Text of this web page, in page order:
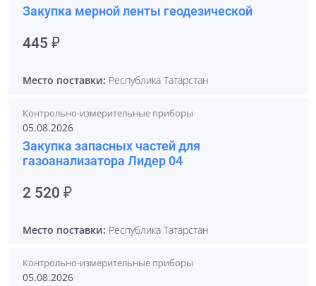
Закупка мерной ленты геодезической
445 ₽
Место поставки: Республика Татарстан
Контрольно-измерительные приборы
05.08.2026
Закупка запасных частей для
газоанализатора Лидер 04
2 520 ₽
Место поставки: Республика Татарстан
Контрольно-измерительные приборы
05.08.2026